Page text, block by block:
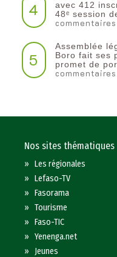
4
avec 412
48ᵉ session
commentaires
5
Assemblée
Boro fait ses
promet de
commentaires
Nos sites thématiques
»Les régionales
»Lefaso-TV
»Fasorama
»Tourisme
»Faso-TIC
»Yenenga.net
» Jeunes